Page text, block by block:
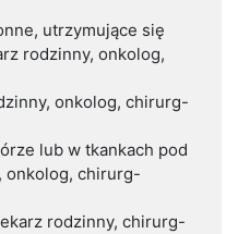
utrzymujące się
rodzinny, onkolog,
onkolog, chirurg-
lub w tkankach pod
onkolog, chirurg-
rodzinny, chirurg-